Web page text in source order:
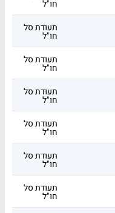
חו"ל
תעודת סל
חו"ל
תעודת סל
חו"ל
תעודת סל
חו"ל
תעודת סל
חו"ל
תעודת סל
חו"ל
תעודת סל
חו"ל